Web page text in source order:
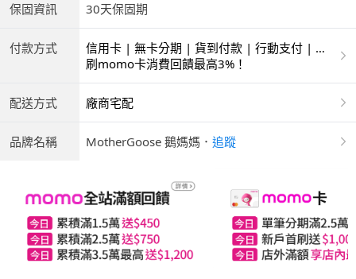
保固資訊 30天保固期
付款方式
信用卡 | 無卡分期 | 貨到付款 | 行動支付 | 超
商付款 | ATM | 銀聯卡
刷momo卡消費回饋最高3%！
配送方式 廠商宅配
品牌名稱 MotherGoose 鵝媽媽 ． 追蹤